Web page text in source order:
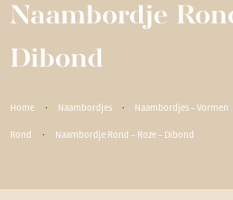
Naambordje
Dibond
Home · Naambordjes · Naambordjes – Vormen
Rond · Naambordje Rond – Roze – Dibond